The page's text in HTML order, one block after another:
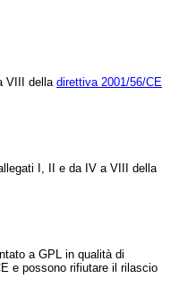
VIII della direttiva 2001/56/CE
I, II e da IV a VIII della
a GPL in qualità di
e possono rifiutare il rilascio